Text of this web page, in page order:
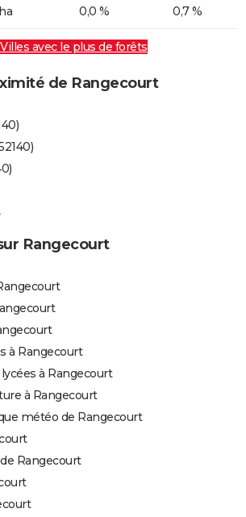
0,0 % 0,7 %
Villes avec le plus de forêts
de Rangecourt
Rangecourt
à Rangecourt
à Rangecourt
à Rangecourt
météo de Rangecourt
Rangecourt